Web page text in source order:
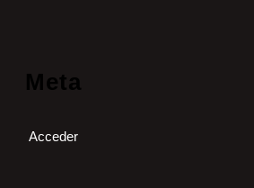
Meta
Acceder